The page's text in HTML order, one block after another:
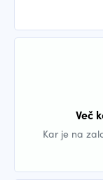
Več
Kar je na